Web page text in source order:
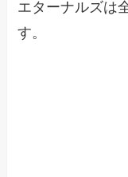
エターナルズは
す。